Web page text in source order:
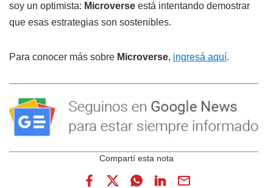
soy un optimista: Microverse está intentando demostrar
que esas estrategias son sostenibles.
Para conocer más sobre Microverse, ingresá aquí.